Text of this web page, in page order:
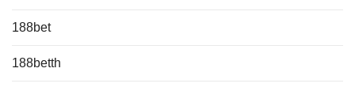
188bet
188betth